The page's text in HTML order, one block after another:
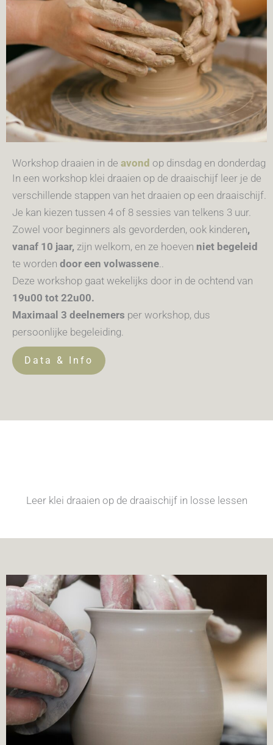
Workshop draaien in de avond op dinsdag en donderdag
In een workshop klei draaien op de draaischijf leer je de
verschillende stappen van het draaien op een draaischijf.
Je kan kiezen tussen 4 of 8 sessies van telkens 3 uur.
Zowel voor beginners als gevorderden, ook kinderen,
vanaf 10 jaar, zijn welkom, en ze hoeven niet begeleid
te worden door een volwassene
Deze workshop gaat wekelijks door in de ochtend van
19u00 tot 22u00.
Maximaal 3 deelnemers per workshop, dus
persoonlijke begeleiding.
Data & Info
Leer klei draaien op de draaischijf in losse lessen